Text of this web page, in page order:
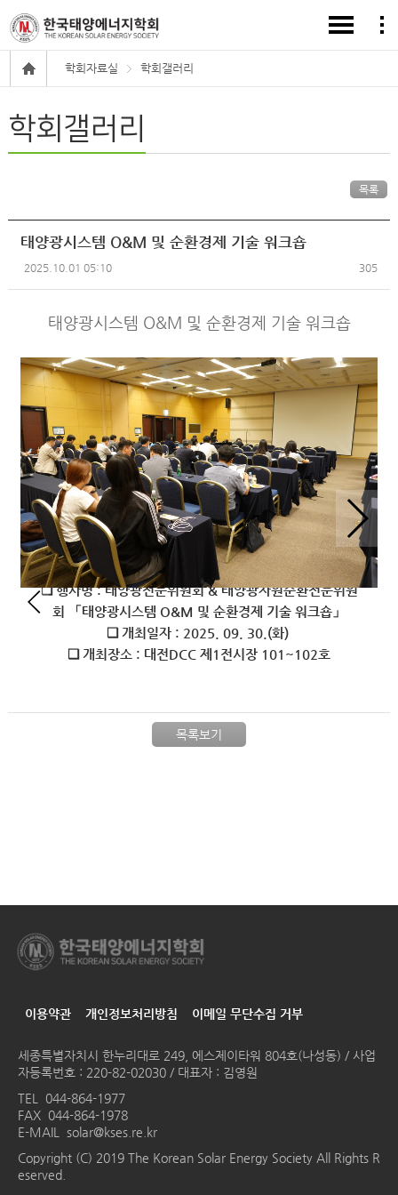
학회자료실 학회갤러리
학회갤러리
목록
태양광시스템 O&M 및 순환경제 기술 워크숍
2025.10.01 05:10 305
태양광시스템 O&M 및 순환경제 기술 워크숍
❏ 행사명 : 태양광전문위원회 & 태양광자원순환전문위원
회 「태양광시스템 O&M 및 순환경제 기술 워크숍」
❏ 개최일자 : 2025. 09. 30.(화)
❏ 개최장소 : 대전DCC 제1전시장 101~102호
목록보기
이용약관 개인정보처리방침 이메일 무단수집 거부
세종특별자치시 한누리대로 249, 에스제이타워 804호(나성동) / 사업
자등록번호 : 220-82-02030 / 대표자 : 김영원
TEL 044-864-1977
FAX 044-864-1978
E-MAIL solar@kses.re.kr
Copyright (C) 2019 The Korean Solar Energy Society All Rights R
eserved.